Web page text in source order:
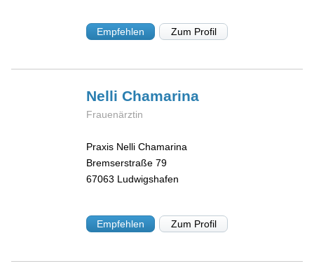
Empfehlen Zum Profil
NelliChamarina
Frauenärztin
Praxis Nelli Chamarina
Bremserstraße 79
67063 Ludwigshafen
Empfehlen Zum Profil